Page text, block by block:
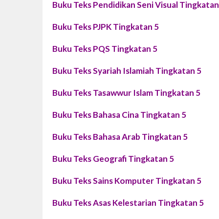
Buku Teks Pendidikan Seni Visual
Buku Teks PJPK Tingkatan 5
Buku Teks PQS Tingkatan 5
Buku Teks Syariah Islamiah Tingkatan 5
Buku Teks Tasawwur Islam Tingkatan 5
Buku Teks Bahasa Cina Tingkatan 5
Buku Teks Bahasa Arab Tingkatan 5
Buku Teks Geografi Tingkatan 5
Buku Teks Sains Komputer Tingkatan 5
Buku Teks Asas Kelestarian Tingkatan 5